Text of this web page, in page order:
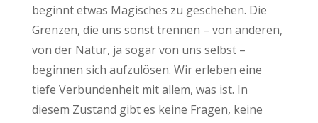
beginnt etwas Magisches zu geschehen. Die
Grenzen, die uns sonst trennen – von anderen,
von der Natur, ja sogar von uns selbst –
beginnen sich aufzulösen. Wir erleben eine
tiefe Verbundenheit mit allem, was ist. In
diesem Zustand gibt es keine Fragen, keine